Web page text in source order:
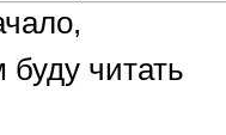
буду читать